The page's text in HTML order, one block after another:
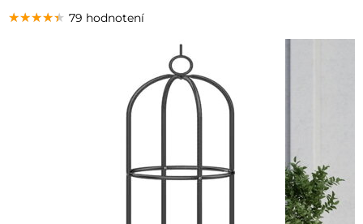
★★★★★
★★★★★
★★★★★ 79 hodnotení